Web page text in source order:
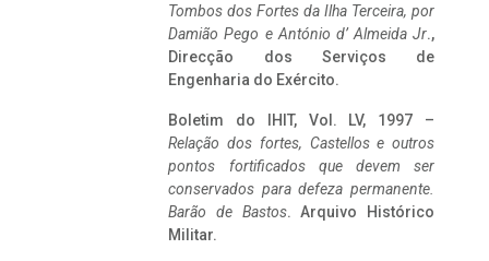
Tombos dos Fortes da Ilha Terceira, por
Damião Pego e António d’ Almeida Jr.,
Direcção dos Serviços de
Engenharia do Exército.
Boletim do IHIT, Vol. LV, 1997 –
Relação dos fortes, Castellos e outros
pontos fortificados que devem ser
conservados para defeza permanente.
Barão de Bastos. Arquivo Histórico
Militar.